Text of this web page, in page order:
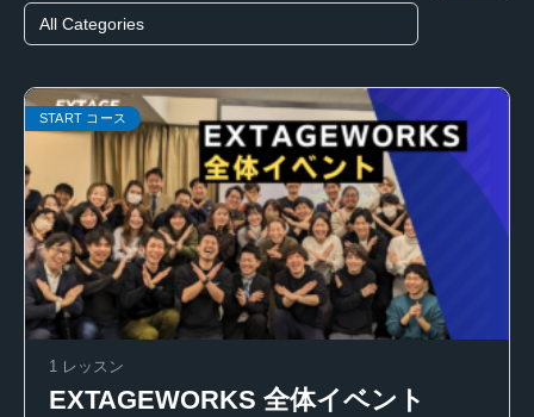
START コース
1 レッスン
EXTAGEWORKS 全体イベント